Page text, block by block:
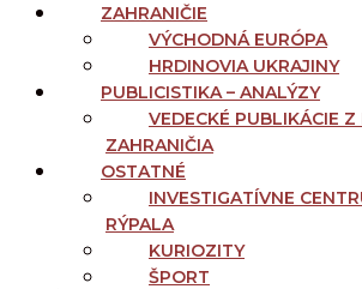
ZAHRANIČIE
VÝCHODNÁ EURÓPA
HRDINOVIA UKRAJINY
PUBLICISTIKA – ANALÝZY
VEDECKÉ PUBLIKÁCIE
ZAHRANIČIA
OSTATNÉ
INVESTIGATÍVNE
RÝPALA
KURIOZITY
ŠPORT